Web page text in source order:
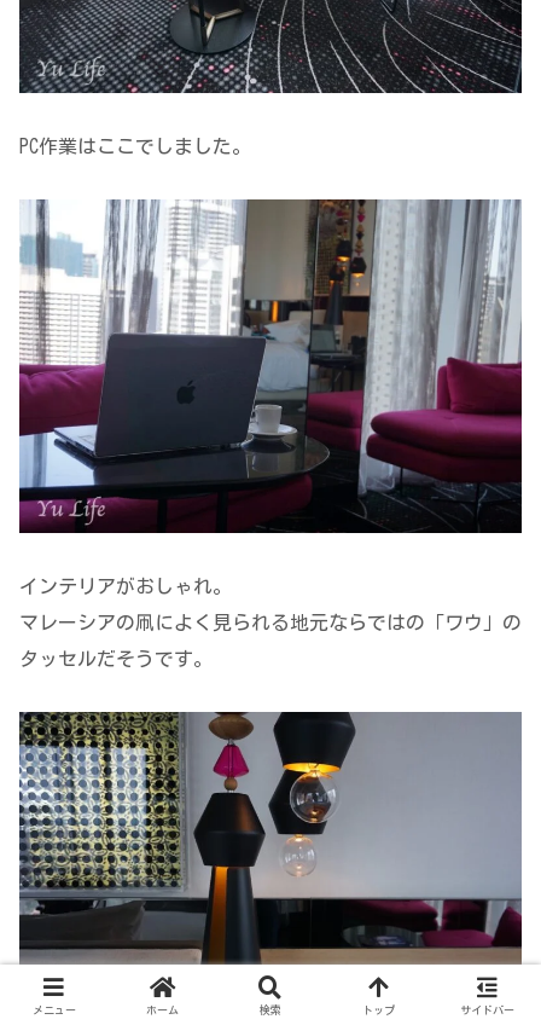
PC作業はここでしました。
インテリアがおしゃれ。
マレーシアの凧によく見られる地元ならではの「ワウ」の
タッセルだそうです。
メニュー ホーム 検索 トップ サイドバー